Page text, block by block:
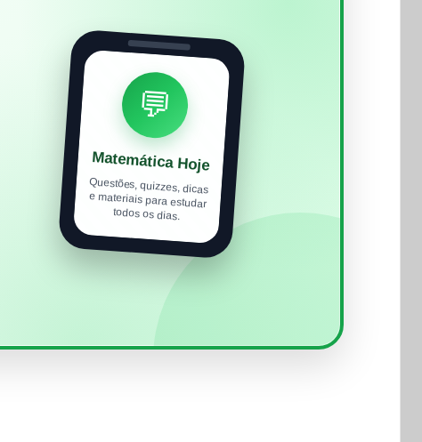
💬
Matemática Hoje
Questões, quizzes, dicas
e materiais para estudar
todos os dias.